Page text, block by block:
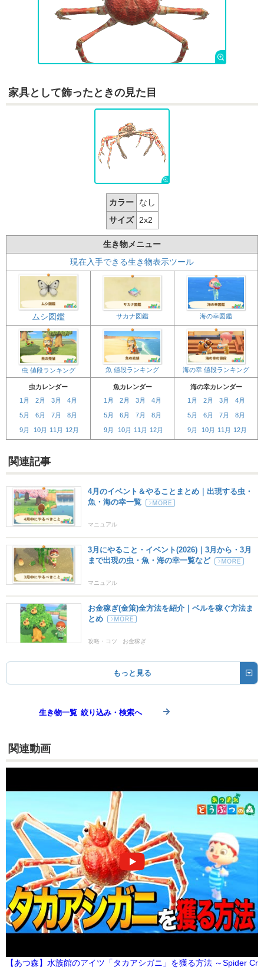
家具として飾ったときの見た目
カラー
なし
サイズ
2x2
生き物メニュー
現在入手できる生き物表示ツール
ムシ図鑑 サカナ図鑑 海の幸図鑑
虫 値段ランキング 魚 値段ランキング 海の幸 値段ランキング
虫カレンダー
1月
2月 3月 4月
5月 6月 7月 8月
9月 10月 11月 12月
魚カレンダー
1月
2月 3月 4月
5月 6月 7月 8月
9月 10月 11月 12月
海の幸カレンダー
1月
2月 3月 4月
5月 6月 7月 8月
9月 10月 11月 12月
関連記事
4月のイベント＆やることまとめ｜出現する虫・
魚・海の幸一覧
マニュアル
3月にやること・イベント(2026)｜3月から・3月
まで出現の虫・魚・海の幸一覧など
マニュアル
お金稼ぎ(金策)全方法を紹介｜ベルを稼ぐ方法ま
とめ
攻略・コツ お金稼ぎ
もっと見る
生き物一覧 絞り込み・検索へ
関連動画
【あつ森】水族館のアイツ「タカアシガニ」を獲る方法 ～Spider Cr